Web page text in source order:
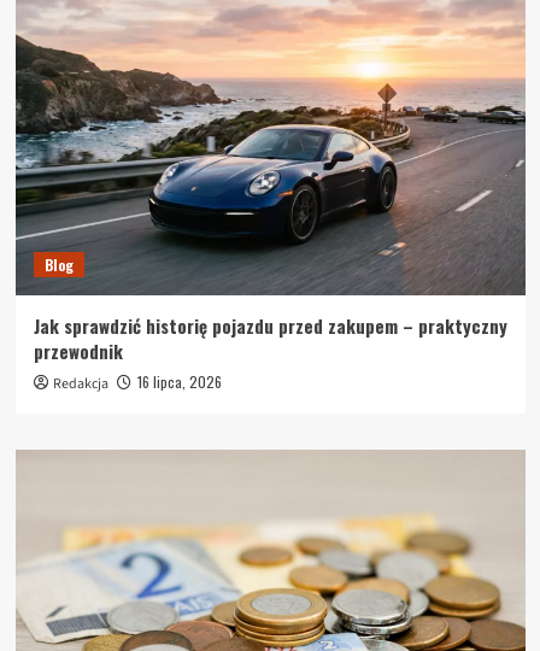
Blog
Jak sprawdzić historię pojazdu przed zakupem – praktyczny
przewodnik
Redakcja 16 lipca, 2026